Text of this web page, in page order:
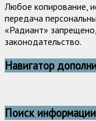
Любое копирование,
передача
«Радиант»
законодательство.
Навигатор
Поиск информации